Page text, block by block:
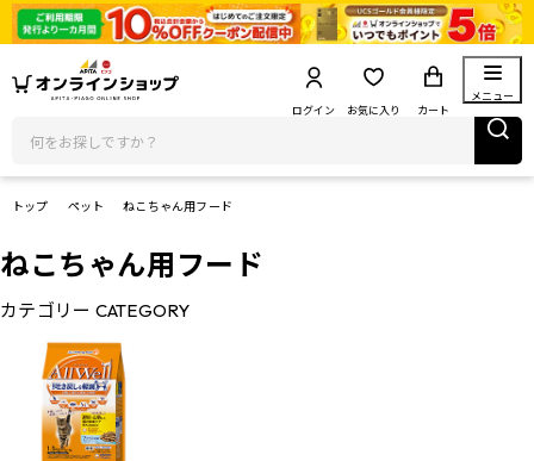
ログイン お気に入り カート
メニュー
トップ ペット ねこちゃん用フード
ねこちゃん用フード
カテゴリー CATEGORY